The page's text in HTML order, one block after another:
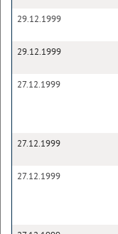
29.12.1999
29.12.1999
27.12.1999
27.12.1999
27.12.1999